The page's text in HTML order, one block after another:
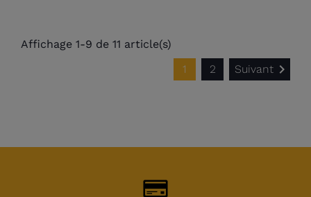
Affichage 1-9 de 11 article(s)
1
2 Suivant 